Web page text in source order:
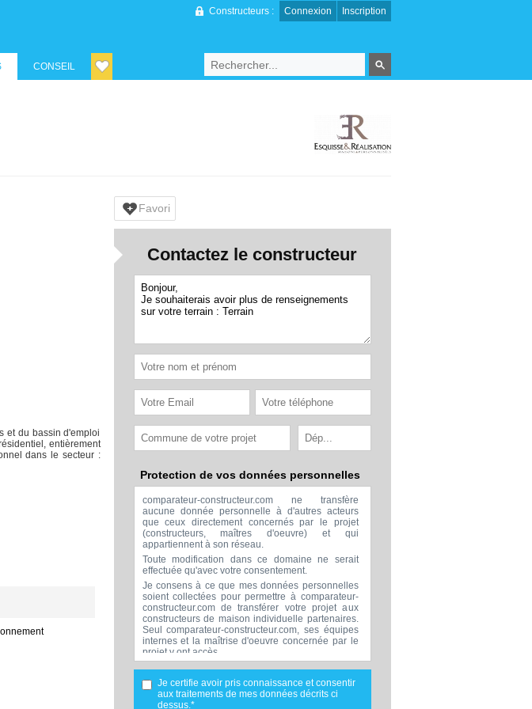
Constructeurs : Connexion Inscription
CONSEIL
et du bassin d'emploi
entièrement
dans le secteur :
Favori
Contactez le constructeur
Protection de vos données personnelles
comparateur-constructeur.com ne transfère
aucune donnée personnelle à d'autres acteurs
que ceux directement concernés par le projet
(constructeurs, maîtres d'oeuvre) et qui
appartiennent à son réseau.
Toute modification dans ce domaine ne serait
effectuée qu'avec votre consentement.
Je consens à ce que mes données personnelles
soient collectées pour permettre à comparateur-
constructeur.com de transférer votre projet aux
constructeurs de maison individuelle partenaires.
Seul comparateur-constructeur.com, ses équipes
internes et la maîtrise d'oeuvre concernée par le
projet y ont accès.
Aucune transmission de données à des tiers à
l'exclusion de ceux décrits ci dessus n'est
réalisée.
Mes données téléphoniques seront uniquement
Je certifie avoir pris connaissance et consentir
aux traitements de mes données décrits ci
dessus.*